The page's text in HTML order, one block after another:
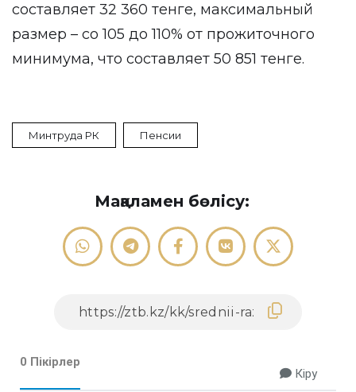
составляет 32 360 тенге, максимальный
размер – со 105 до 110% от прожиточного
минимума, что составляет 50 851 тенге.
Минтруда РК Пенсии
Мақаламен бөлісу:
0 Пікірлер
Кіру